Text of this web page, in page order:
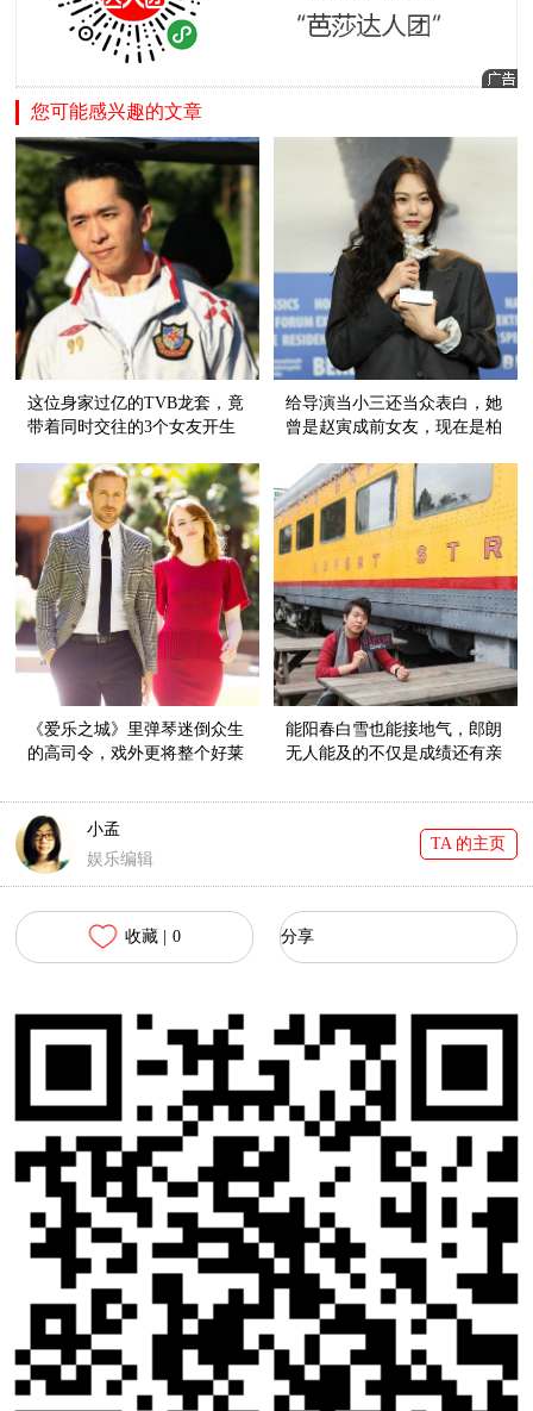
您可能感兴趣的文章
这位身家过亿的TVB龙套，竟
带着同时交往的3个女友开生
给导演当小三还当众表白，她
曾是赵寅成前女友，现在是柏
《爱乐之城》里弹琴迷倒众生
的高司令，戏外更将整个好莱
能阳春白雪也能接地气，郎朗
无人能及的不仅是成绩还有亲
小孟
娱乐编辑
TA 的主页
收藏 | 0 分享